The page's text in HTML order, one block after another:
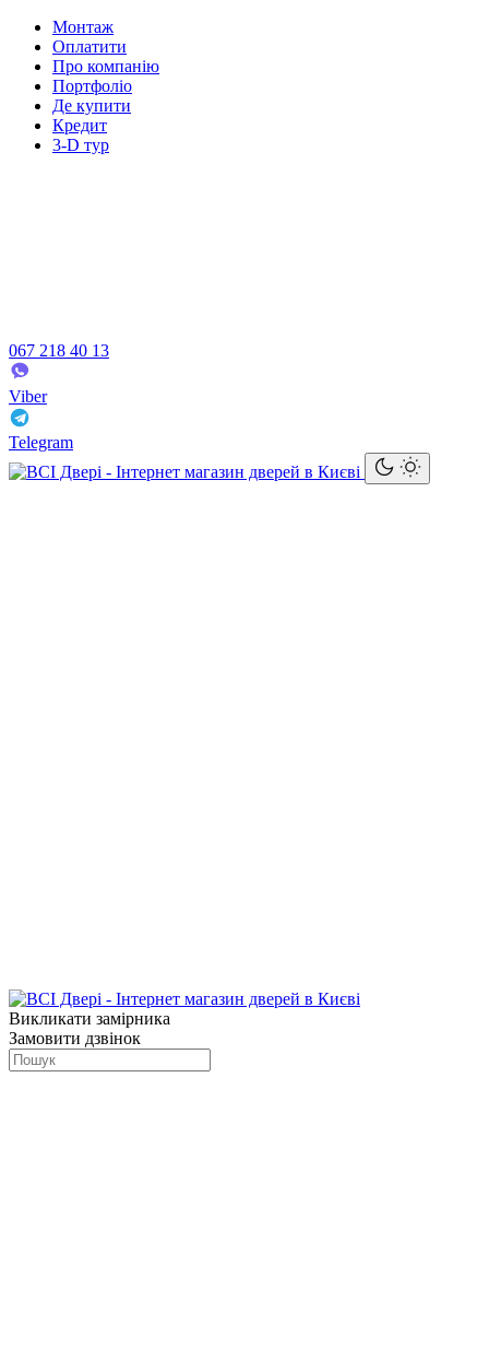
Монтаж
Оплатити
Про компанію
Портфоліо
Де купити
Кредит
3-D тур
067 218 40 13
Viber
Telegram
Викликати замірника
Замовити дзвінок